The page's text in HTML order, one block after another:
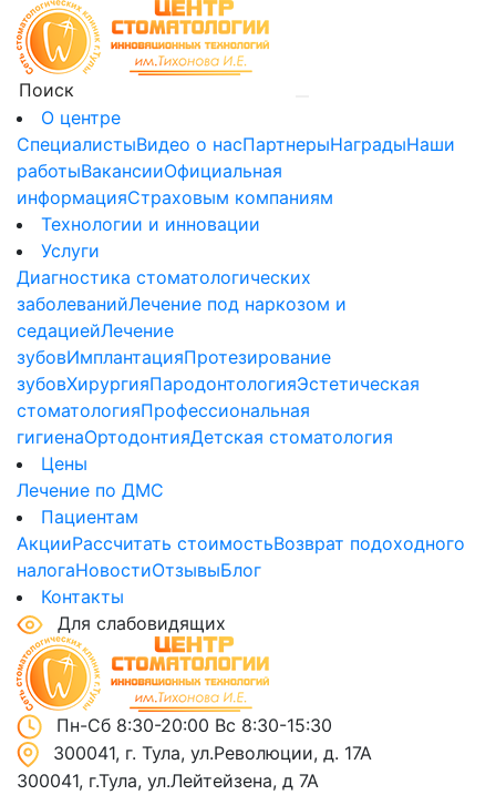
О центре
СпециалистыВидео о насПартнерыНаградыНаши
работыВакансииОфициальная
информацияСтраховым компаниям
Технологии и инновации
Услуги
Диагностика стоматологических
заболеванийЛечение под наркозом и
седациейЛечение
зубовИмплантацияПротезирование
зубовХирургияПародонтологияЭстетическая
стоматологияПрофессиональная
гигиенаОртодонтияДетская стоматология
Цены
Лечение по ДМС
Пациентам
АкцииРассчитать стоимостьВозврат подоходного
налогаНовостиОтзывыБлог
Контакты
Для слабовидящих
Пн-Сб 8:30-20:00 Вс 8:30-15:30
300041, г. Тула, ул.Революции, д. 17А
300041, г.Тула, ул.Лейтейзена, д 7А